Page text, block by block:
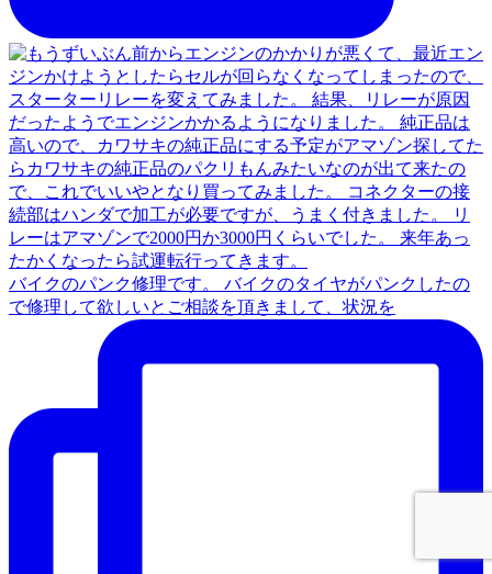
バイクのパンク修理です。 バイクのタイヤがパンクしたの
で修理して欲しいとご相談を頂きまして、状況を